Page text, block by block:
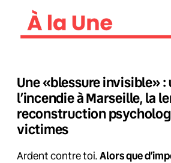
Une «blessure invisible» :
l’incendie à Marseille, la
reconstruction
victimes
Ardent contre toi.Alors que